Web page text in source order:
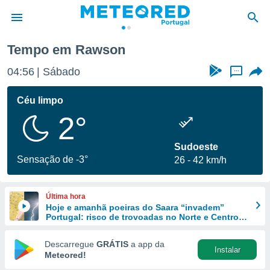
da
foi
fornecidas
a este
das
e
forma
digital
Tempo em Rawson
04:56 Sábado ...
Céu limpo
2°
Sensação de -3°
Sudoeste
26
42 km/h
Última hora
Hoje e amanhã poeiras do Saara “invadem”
Portugal: risco de trovoadas no Norte e Centro
Descarregue GRÁTIS a app da
Meteored!
Instalar